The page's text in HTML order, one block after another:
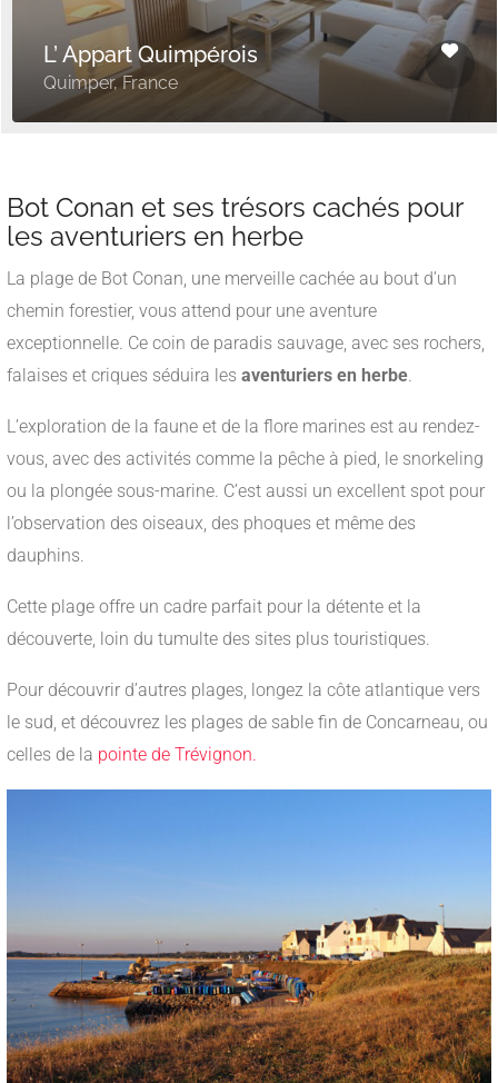
L’ Appart Quimpérois
Quimper, France
Bot Conan et ses trésors cachés pour
les aventuriers en herbe
La plage de Bot Conan, une merveille cachée au bout d’un
chemin forestier, vous attend pour une aventure
exceptionnelle. Ce coin de paradis sauvage, avec ses rochers,
falaises et criques séduira les aventuriers en herbe.
L’exploration de la faune et de la flore marines est au rendez-
vous, avec des activités comme la pêche à pied, le snorkeling
ou la plongée sous-marine. C’est aussi un excellent spot pour
l’observation des oiseaux, des phoques et même des
dauphins.
Cette plage offre un cadre parfait pour la détente et la
découverte, loin du tumulte des sites plus touristiques.
Pour découvrir d’autres plages, longez la côte atlantique vers
le sud, et découvrez les plages de sable fin de Concarneau, ou
celles de la pointe de Trévignon.